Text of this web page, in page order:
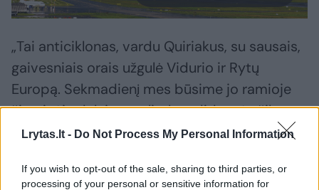
Lrytas.lt - Do Not Process My Personal Information
If you wish to opt-out of the sale, sharing to third parties, or
processing of your personal or sensitive information for
„Tai anticiklonas, vardu Quiriakus, su sausais,
gaivesniais orais užgulė Vidurio ir Rytų
Europą. Sekmadienį mes būsime jo ramioje
šiaurinėje dalyje – nelis, bet didesnės šilumos
dar neturėsime“, – prognozę pradėjo E.